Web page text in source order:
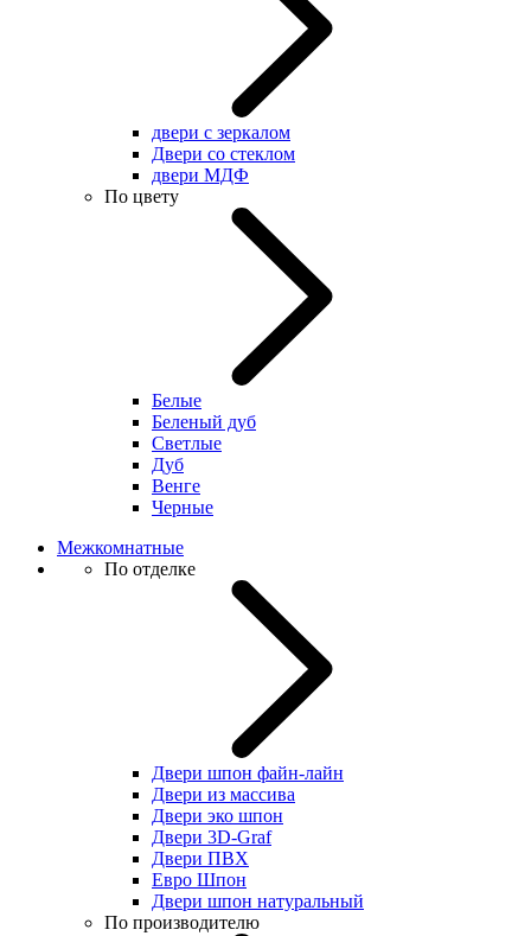
двери с зеркалом
Двери со стеклом
двери МДФ
По цвету
Белые
Беленый дуб
Светлые
Дуб
Венге
Черные
Межкомнатные
По отделке
Двери шпон файн-лайн
Двери из массива
Двери эко шпон
Двери 3D-Graf
Двери ПВХ
Евро Шпон
Двери шпон натуральный
По производителю